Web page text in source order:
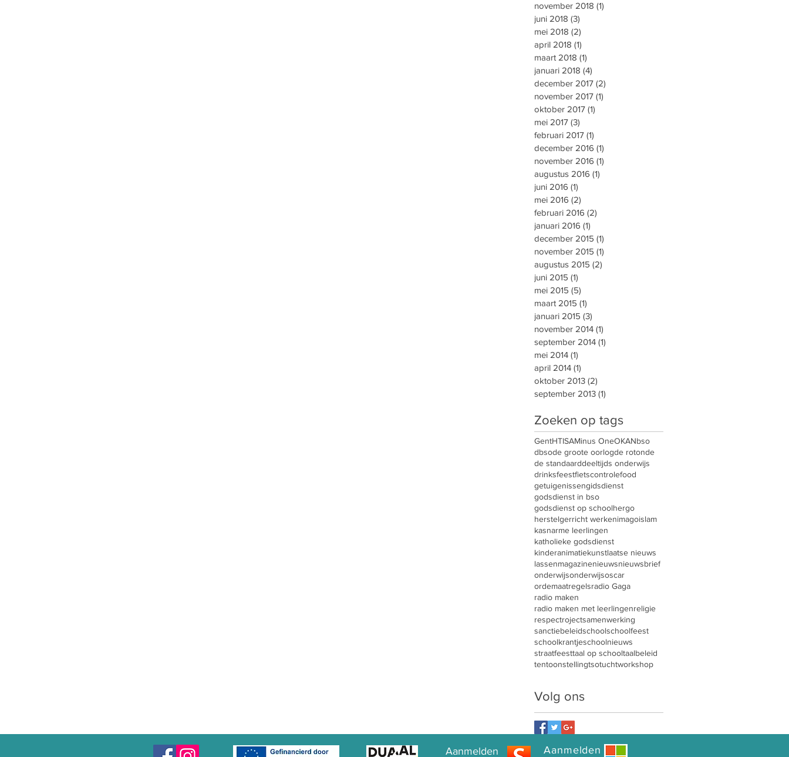
november 2018 (1)
juni 2018 (3)
mei 2018 (2)
april 2018 (1)
maart 2018 (1)
januari 2018 (4)
december 2017 (2)
november 2017 (1)
oktober 2017 (1)
mei 2017 (3)
februari 2017 (1)
december 2016 (1)
november 2016 (1)
augustus 2016 (1)
juni 2016 (1)
mei 2016 (2)
februari 2016 (2)
januari 2016 (1)
december 2015 (1)
november 2015 (1)
augustus 2015 (2)
juni 2015 (1)
mei 2015 (5)
maart 2015 (1)
januari 2015 (3)
november 2014 (1)
september 2014 (1)
mei 2014 (1)
april 2014 (1)
oktober 2013 (2)
september 2013 (1)
Zoeken op tags
GentHTISAMinus OneOKANbso
dbsode groote oorlogde rotonde
de standaarddeeltijds onderwijs
drinksfeestfietscontrolefood
getuigenissengidsdienst
godsdienst in bso
godsdienst op schoolhergo
herstelgerricht werkenimagoislam
kasnarme leerlingen
katholieke godsdienst
kinderanimatiekunstlaatse nieuws
lassenmagazinenieuwsnieuwsbrief
onderwijsonderwijsoscar
ordemaatregelsradio Gaga
radio maken
radio maken met leerlingenreligie
respectrojectsamenwerking
sanctiebeleidschoolschoolfeest
schoolkrantjeschoolnieuws
straatfeesttaal op schooltaalbeleid
tentoonstellingtsotuchtworkshop
Volg ons
Aanmelden
Aanmelden